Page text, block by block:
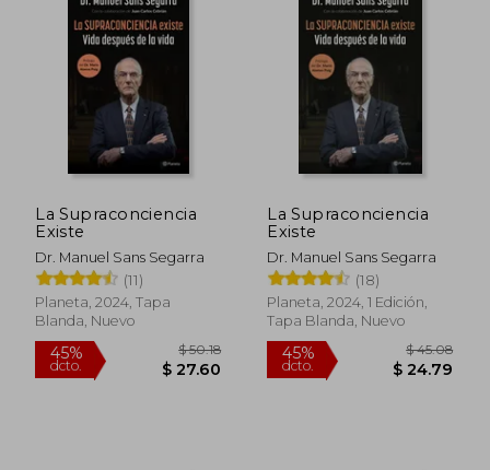
La Supraconciencia
Existe
Dr. Manuel Sans Segarra
(11)
Planeta, 2024, Tapa
Blanda, Nuevo
La Supraconciencia
Existe
Dr. Manuel Sans Segarra
(18)
Planeta, 2024, 1 Edición,
Tapa Blanda, Nuevo